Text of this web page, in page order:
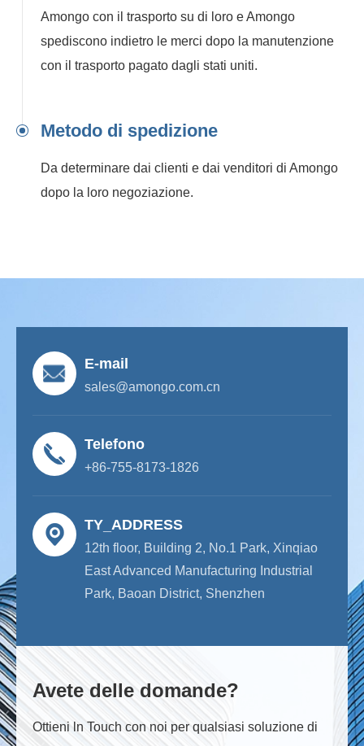
Amongo con il trasporto su di loro e Amongo
spediscono indietro le merci dopo la manutenzione
con il trasporto pagato dagli stati uniti.
Metodo di spedizione
Da determinare dai clienti e dai venditori di Amongo
dopo la loro negoziazione.
E-mail
sales@amongo.com.cn
Telefono
+86-755-8173-1826
TY_ADDRESS
12th floor, Building 2, No.1 Park, Xinqiao
East Advanced Manufacturing Industrial
Park, Baoan District, Shenzhen
Avete delle domande?
Ottieni ln Touch con noi per qualsiasi soluzione di